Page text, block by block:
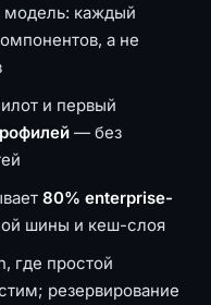
модель: каждый
а не
и первый
— без
80% enterprise-
шины и кеш-слоя
где простой
резервирование